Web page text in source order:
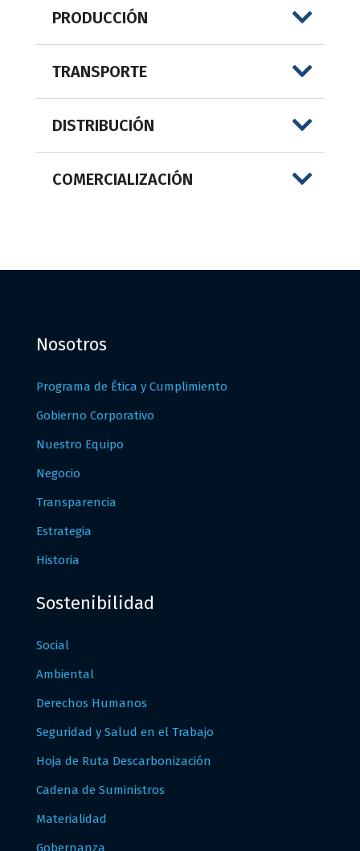
PRODUCCIÓN
TRANSPORTE
DISTRIBUCIÓN
COMERCIALIZACIÓN
Nosotros
Programa de Ética y Cumplimiento
Gobierno Corporativo
Nuestro Equipo
Negocio
Transparencia
Estrategia
Historia
Sostenibilidad
Social
Ambiental
Derechos Humanos
Seguridad y Salud en el Trabajo
Hoja de Ruta Descarbonización
Cadena de Suministros
Materialidad
Gobernanza